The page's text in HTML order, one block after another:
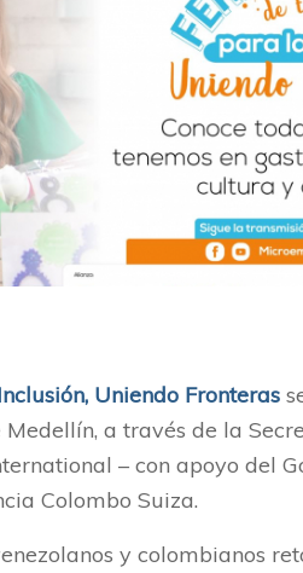
Uniendo Fronteras
a través de la
– con apoyo del
Colombo Suiza.
y colombianos